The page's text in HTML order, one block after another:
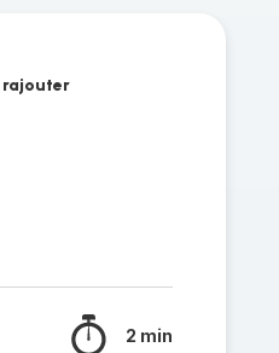
rajouter
2 min